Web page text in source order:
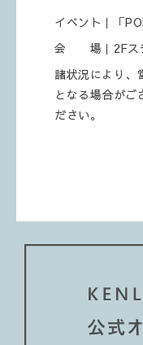
イベント｜「
会 場｜2Fス
諸状況により、
となる場合がご
ださい。